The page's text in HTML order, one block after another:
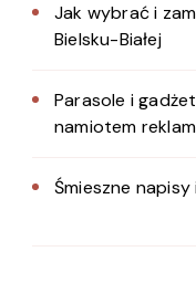
Jak wybrać i
Bielsku-Białej
Parasole i
namiotem
Śmieszne napisy